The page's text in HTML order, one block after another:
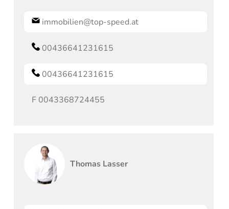
immobilien@top-speed.at
00436641231615
00436641231615
F 0043368724455
Thomas Lasser